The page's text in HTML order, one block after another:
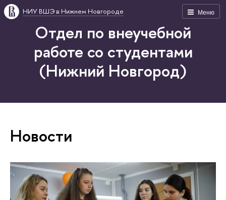
Меню
НИУ ВШЭ в Нижнем Новгороде
Отдел по внеучебной
работе со студентами
(Нижний Новгород)
Новости